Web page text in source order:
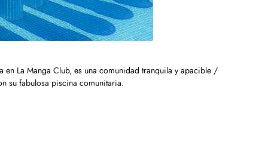
en La Manga Club, es una comunidad tranquila y apacible /
su fabulosa piscina comunitaria.